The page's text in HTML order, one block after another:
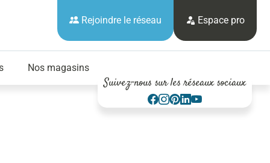
Rejoindre le réseau Espace pro
Nos magasins
Suivez-nous sur les réseaux sociaux